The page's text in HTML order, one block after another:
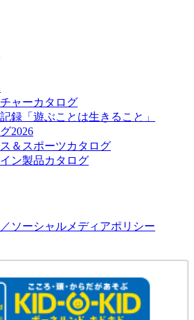
ャーカタログ
録「遊ぶことは生きること」
2026
＆スポーツカタログ
ン製品カタログ
ソーシャルメディアポリシー